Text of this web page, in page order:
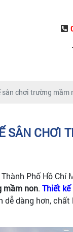
sân chơi trường mầm
SÂN CHƠI
Phố Hồ
mầm non. Thiết
dễ dàng hơn,